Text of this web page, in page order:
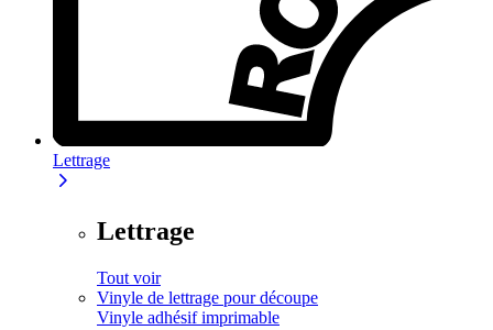
Lettrage
Lettrage
Tout voir
Vinyle de lettrage pour découpe
Vinyle adhésif imprimable